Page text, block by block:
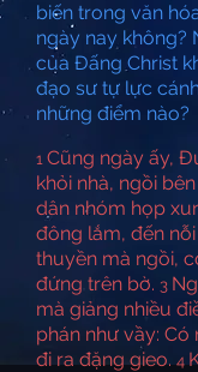
biến trong văn
ngày nay không?
của Đấng Christ
đạo sư tự lực
những điểm nào?
1 Cũng ngày ấy,
khỏi nhà, ngồi
dân nhóm họp
đông lắm, đến
thuyền mà ngồi,
đứng trên bờ. 3
mà giảng nhiều
phán như vầy:
đi ra đặng gieo.4